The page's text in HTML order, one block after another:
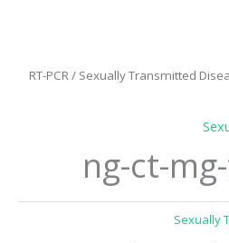
RT-PCR/ Sexually Transmitted
ng-ct-
Sexually